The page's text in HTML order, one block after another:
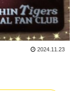
2024.11.23